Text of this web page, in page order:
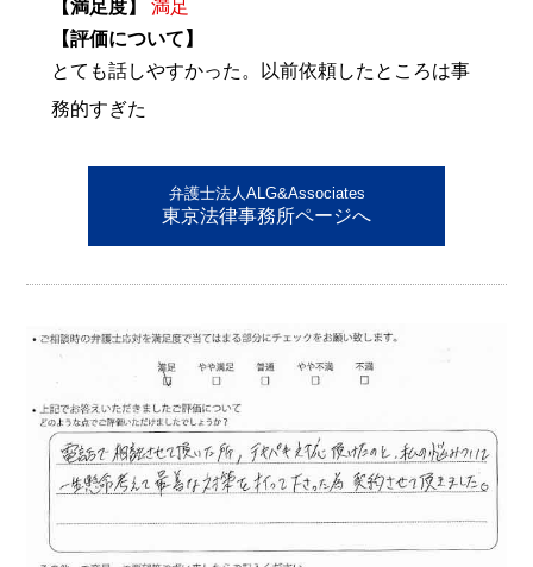
【満足度】
満足
【評価について】
とても話しやすかった。以前依頼したところは事
務的すぎた
弁護士法人ALG&Associates
東京法律事務所ページへ